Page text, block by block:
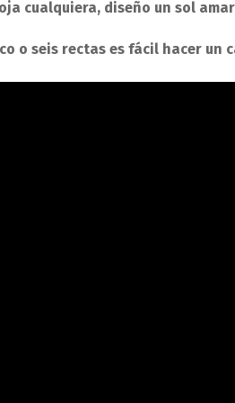
cualquiera, diseño un sol
o seis rectas es fácil hacer un